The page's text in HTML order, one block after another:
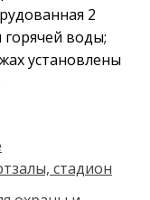
2
воды;
установлены
стадион